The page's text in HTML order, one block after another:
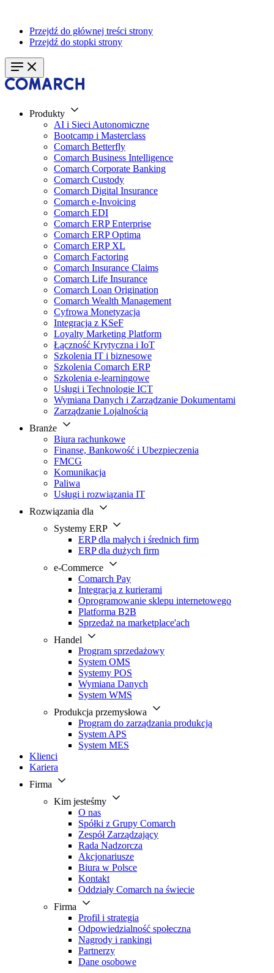
Przejdź do głównej treści strony
Przejdź do stopki strony
Produkty
AI i Sieci Autonomiczne
Bootcamp i Masterclass
Comarch Betterfly
Comarch Business Intelligence
Comarch Corporate Banking
Comarch Custody
Comarch Digital Insurance
Comarch e-Invoicing
Comarch EDI
Comarch ERP Enterprise
Comarch ERP Optima
Comarch ERP XL
Comarch Factoring
Comarch Insurance Claims
Comarch Life Insurance
Comarch Loan Origination
Comarch Wealth Management
Cyfrowa Monetyzacja
Integracja z KSeF
Loyalty Marketing Platform
Łączność Krytyczna i IoT
Szkolenia IT i biznesowe
Szkolenia Comarch ERP
Szkolenia e-learningowe
Usługi i Technologie ICT
Wymiana Danych i Zarządzanie Dokumentami
Zarządzanie Lojalnością
Branże
Biura rachunkowe
Finanse, Bankowość i Ubezpieczenia
FMCG
Komunikacja
Paliwa
Usługi i rozwiązania IT
Rozwiązania dla
Systemy ERP
ERP dla małych i średnich firm
ERP dla dużych firm
e-Commerce
Comarch Pay
Integracja z kurierami
Oprogramowanie sklepu internetowego
Platforma B2B
Sprzedaż na marketplace'ach
Handel
Program sprzedażowy
System OMS
Systemy POS
Wymiana Danych
System WMS
Produkcja przemysłowa
Program do zarządzania produkcją
System APS
System MES
Klienci
Kariera
Firma
Kim jesteśmy
O nas
Spółki z Grupy Comarch
Zespół Zarządzający
Rada Nadzorcza
Akcjonariusze
Biura w Polsce
Kontakt
Oddziały Comarch na świecie
Firma
Profil i strategia
Odpowiedzialność społeczna
Nagrody i rankingi
Partnerzy
Dane osobowe